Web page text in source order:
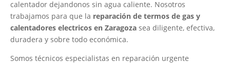
calentador dejandonos sin agua caliente. Nosotros
trabajamos para que la reparación de termos de gas y
calentadores electricos en Zaragoza sea diligente, efectiva,
duradera y sobre todo económica.
Somos técnicos especialistas en reparación urgente